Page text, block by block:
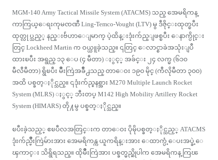
MGM-140 Army Tactical Missile System (ATACMS) သည္ အေမရိကန္
ကာကြယ္ေရးကုမၸဏီ Ling-Temco-Vought (LTV) မွ ဒီဇိုင္းထုတ္ၿပီး
ထုတ္လုပ္သည့္ နည္းဗ်ဴဟာေျမာက္ ပဲ့ထိန္းဒုံးက်ည္ျဖစ္ၿပီး ေနာက္ပိုင္း
တြင္ Lockheed Martin က ဝယ္ယူခဲ့သည္။ ၎တြင္ ေလာင္စာခဲအသုံးျပဳ
ထားၿပီး အရွည္ ၁၃ ေပ (၄ မီတာ) ႏွင့္ အခ်င္း ၂၄ လက္မ (၆၁၀
မီလီမီတာ) ရွိၿပီး မ်ိဳးကြဲအခ်ိဳ႕သည္ တာေဝး ၁၉၀ မိုင္ (ကီလိုမီတာ ၃၀၀)
အထိ ပစ္ခတ္ႏိုင္သည္။ ၎ဒုံးက်ည္စနစ္အား M270 Multiple Launch Rocket
System (MLRS) ႏွင့္ ဘီးတပ္ M142 High Mobility Artillery Rocket
System (HIMARS) တို႔မွ ပစ္ခတ္ႏိုင္သည္။
ၿပီးခဲ့သည့္ ဧၿပီလအတြင္းက တာေဝး ပိုမိုပစ္ခတ္ႏိုင္သည့္ ATACMS
ဒုံးက်ည္မ်ိဳးကြဲမ်ားအား အေမရိကန္က ယူကရိန္းအား ေထာက္ပံ့ေပးအပ္ခဲ့ေ
ၾကာင္း သိရွိရသည္။ ထိုမ်ိဳးကြဲအား ပစ္ခတ္မည္ဆိုပါက အေမရိကန္ ကြၽ